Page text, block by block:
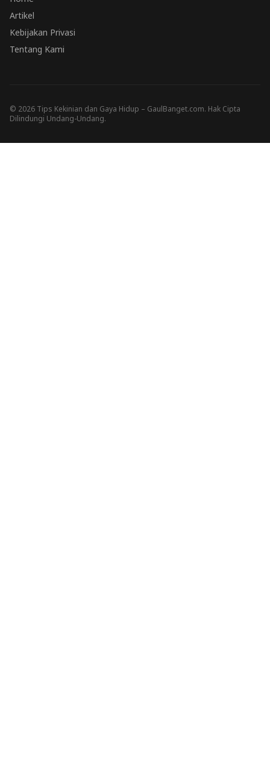
Artikel
Kebijakan Privasi
Tentang Kami
© 2026 Tips Kekinian dan Gaya Hidup – GaulBanget.com. Hak Cipta
Dilindungi Undang-Undang.